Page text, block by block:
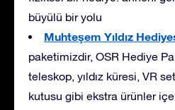
büyülü bir yolu
Muhteşem Yıldız
paketimizdir, OSR Hediye
teleskop, yıldız küresi, VR
kutusu gibi ekstra ürünler